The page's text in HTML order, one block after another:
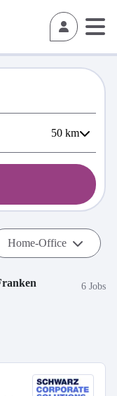
50 km
Home-Office
6 Jobs